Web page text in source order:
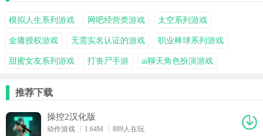
模拟人生系列游戏 网吧经营类游戏 太空系列游戏
金庸授权游戏 无需实名认证的游戏 职业棒球系列游戏
甜蜜女友系列游戏 打丧尸手游 ai聊天角色扮演游戏
推荐下载
操控2汉化版
动作游戏 1.64M
889人在玩